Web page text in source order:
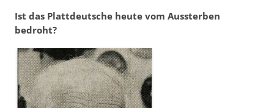
Ist das Plattdeutsche heute vom Aussterben
bedroht?